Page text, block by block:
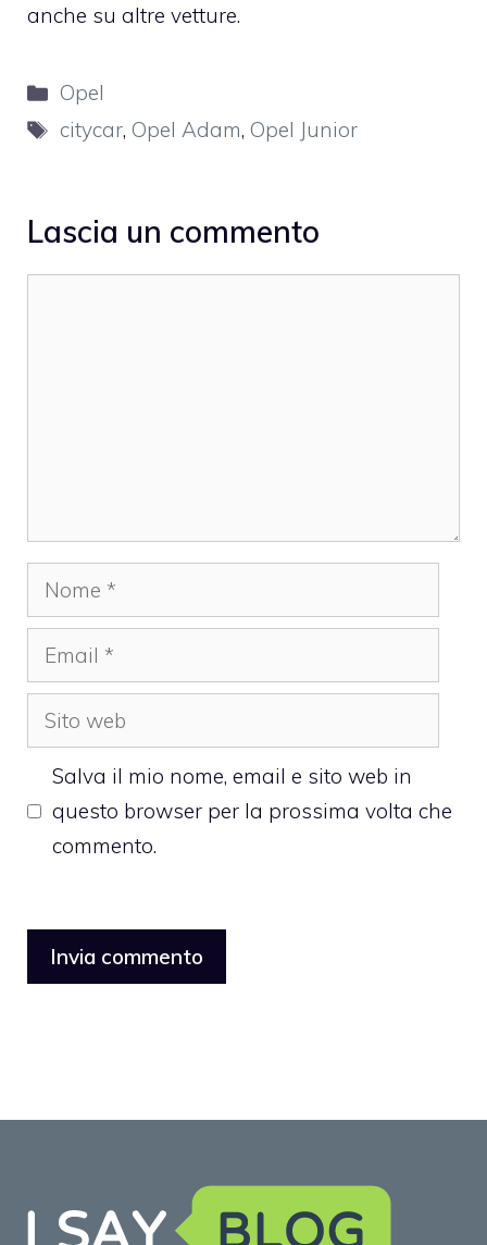
anche su altre vetture.
Categorie
Opel
Tag
citycar, Opel Adam, Opel Junior
Lascia un commento
Nome
Email
Sito
web
Salva il mio nome, email e sito web in
questo browser per la prossima volta che
commento.